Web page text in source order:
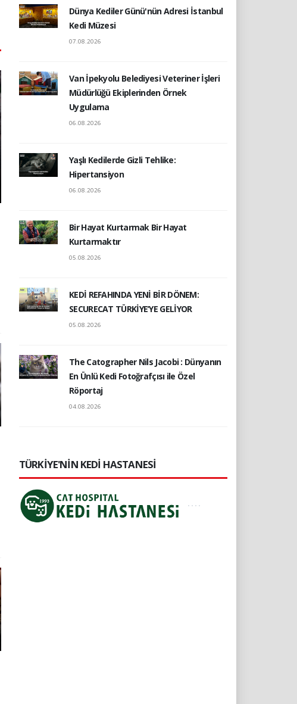
Dünya Kediler Günü'nün Adresi İstanbul
Kedi Müzesi
07.08.2026
Van İpekyolu Belediyesi Veteriner İşleri
Müdürlüğü Ekiplerinden Örnek
Uygulama
06.08.2026
Yaşlı Kedilerde Gizli Tehlike:
Hipertansiyon
06.08.2026
Bir Hayat Kurtarmak Bir Hayat
Kurtarmaktır
05.08.2026
KEDİ REFAHINDA YENİ BİR DÖNEM:
SECURECAT TÜRKİYE’YE GELİYOR
05.08.2026
The Catographer Nils Jacobi : Dünyanın
En Ünlü Kedi Fotoğrafçısı ile Özel
Röportaj
04.08.2026
TÜRKİYE'NİN KEDİ HASTANESİ